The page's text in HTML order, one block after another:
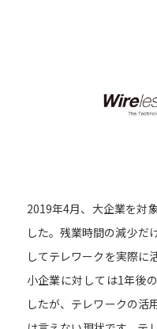
2019年4月、大企業を対
した。残業時間の減少だ
してテレワークを実際に
小企業に対しては1年後
したが、テレワークの活